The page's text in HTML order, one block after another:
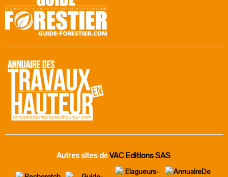
Autres sites deVAC Editions SAS